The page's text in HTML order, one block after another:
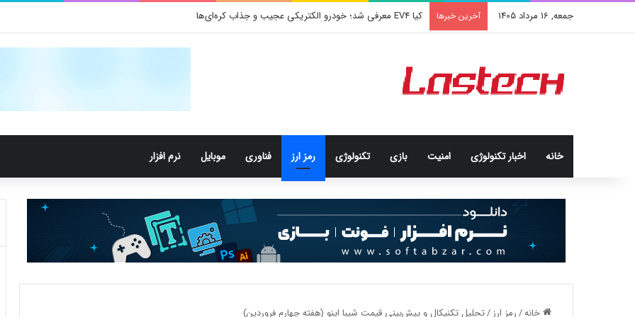
جمعه, 16 مرداد 1405 آخرین خبرها کیا EV4 معرفی شد؛ خودرو الکتریکی عجیب و جذاب کره‌ای‌ها
خانه اخبار تکنولوژی امنيت بازی تکنولوژی رمز ارز فناوری موبایل نرم افزار
خانه/رمز ارز/تحلیل تکنیکال و پیش‌بینی قیمت شیبا اینو (هفته چهارم فروردین)